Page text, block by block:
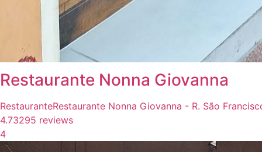
Restaurante Nonna Giovanna
RestauranteRestaurante Nonna Giovanna - R. São
4.73295 reviews
4